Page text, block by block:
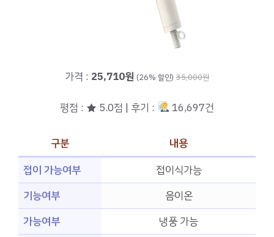
가격 : 25,710원 (26% 할인) 35,000원
평점 : ★ 5.0점 | 후기 : 16,697건
구분
내용
접이 가능여부
접이식가능
기능여부
음이온
가능여부
냉풍 가능